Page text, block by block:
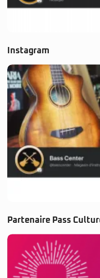
Partenaire Pass Culture